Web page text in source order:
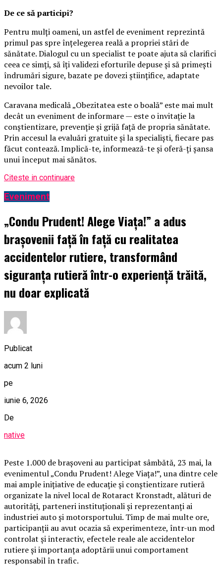
De ce să participi?
Pentru mulți oameni, un astfel de eveniment reprezintă
primul pas spre înțelegerea reală a propriei stări de
sănătate. Dialogul cu un specialist te poate ajuta să clarifici
ceea ce simți, să îți validezi eforturile depuse și să primești
îndrumări sigure, bazate pe dovezi științifice, adaptate
nevoilor tale.
Caravana medicală „Obezitatea este o boală” este mai mult
decât un eveniment de informare — este o invitație la
conștientizare, prevenție și grijă față de propria sănătate.
Prin accesul la evaluări gratuite și la specialiști, fiecare pas
făcut contează. Implică-te, informează-te și oferă-ți șansa
unui început mai sănătos.
Citeste in continuare
Eveniment
„Condu Prudent! Alege Viața!” a adus
brașovenii față în față cu realitatea
accidentelor rutiere, transformând
siguranța rutieră într-o experiență trăită,
nu doar explicată
Publicat
acum 2 luni
pe
iunie 6, 2026
De
native
Peste 1.000 de brașoveni au participat sâmbătă, 23 mai, la
evenimentul „Condu Prudent! Alege Viața!”, una dintre cele
mai ample inițiative de educație și conștientizare rutieră
organizate la nivel local de Rotaract Kronstadt, alături de
autorități, parteneri instituționali și reprezentanți ai
industriei auto și motorsportului. Timp de mai multe ore,
participanții au avut ocazia să experimenteze, într-un mod
controlat și interactiv, efectele reale ale accidentelor
rutiere și importanța adoptării unui comportament
responsabil în trafic.